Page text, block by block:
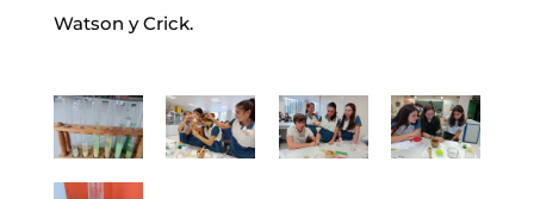
Watson y Crick.